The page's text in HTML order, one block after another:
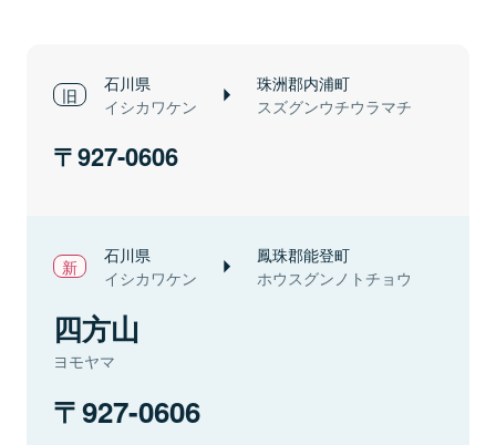
石川県
イシカワケン
珠洲郡内浦町
スズグンウチウラマチ
927-0606
石川県
イシカワケン
鳳珠郡能登町
ホウスグンノトチョウ
四方山
ヨモヤマ
927-0606